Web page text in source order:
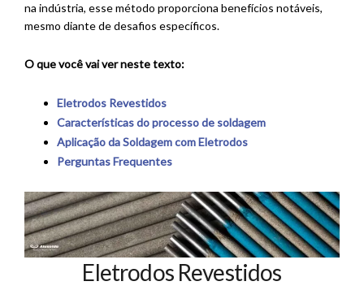
na indústria, esse método proporciona benefícios notáveis,
mesmo diante de desafios específicos.
O que você vai ver neste texto:
Eletrodos Revestidos
Características do processo de soldagem
Aplicação da Soldagem com Eletrodos
Perguntas Frequentes
Eletrodos Revestidos